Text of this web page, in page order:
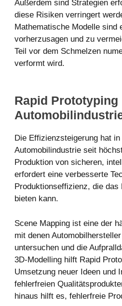
Außerdem sind Strategien
diese Risiken verringert
Mathematische Modelle sind
vorherzusagen und zu
Teil vor dem Schmelzen
verformt wird.
Rapid Prototyping
Die Effizienzsteigerung hat in
Automobilindustrie seit
Produktion von sicheren,
erfordert eine verbesserte
Produktionseffizienz, die das
bieten kann.
Scene Mapping ist eine der
mit denen
untersuchen und die
3D-Modelling hilft Rapid
Umsetzung neuer Ideen und
fehlerfreien
hinaus hilft es, fehlerfreie